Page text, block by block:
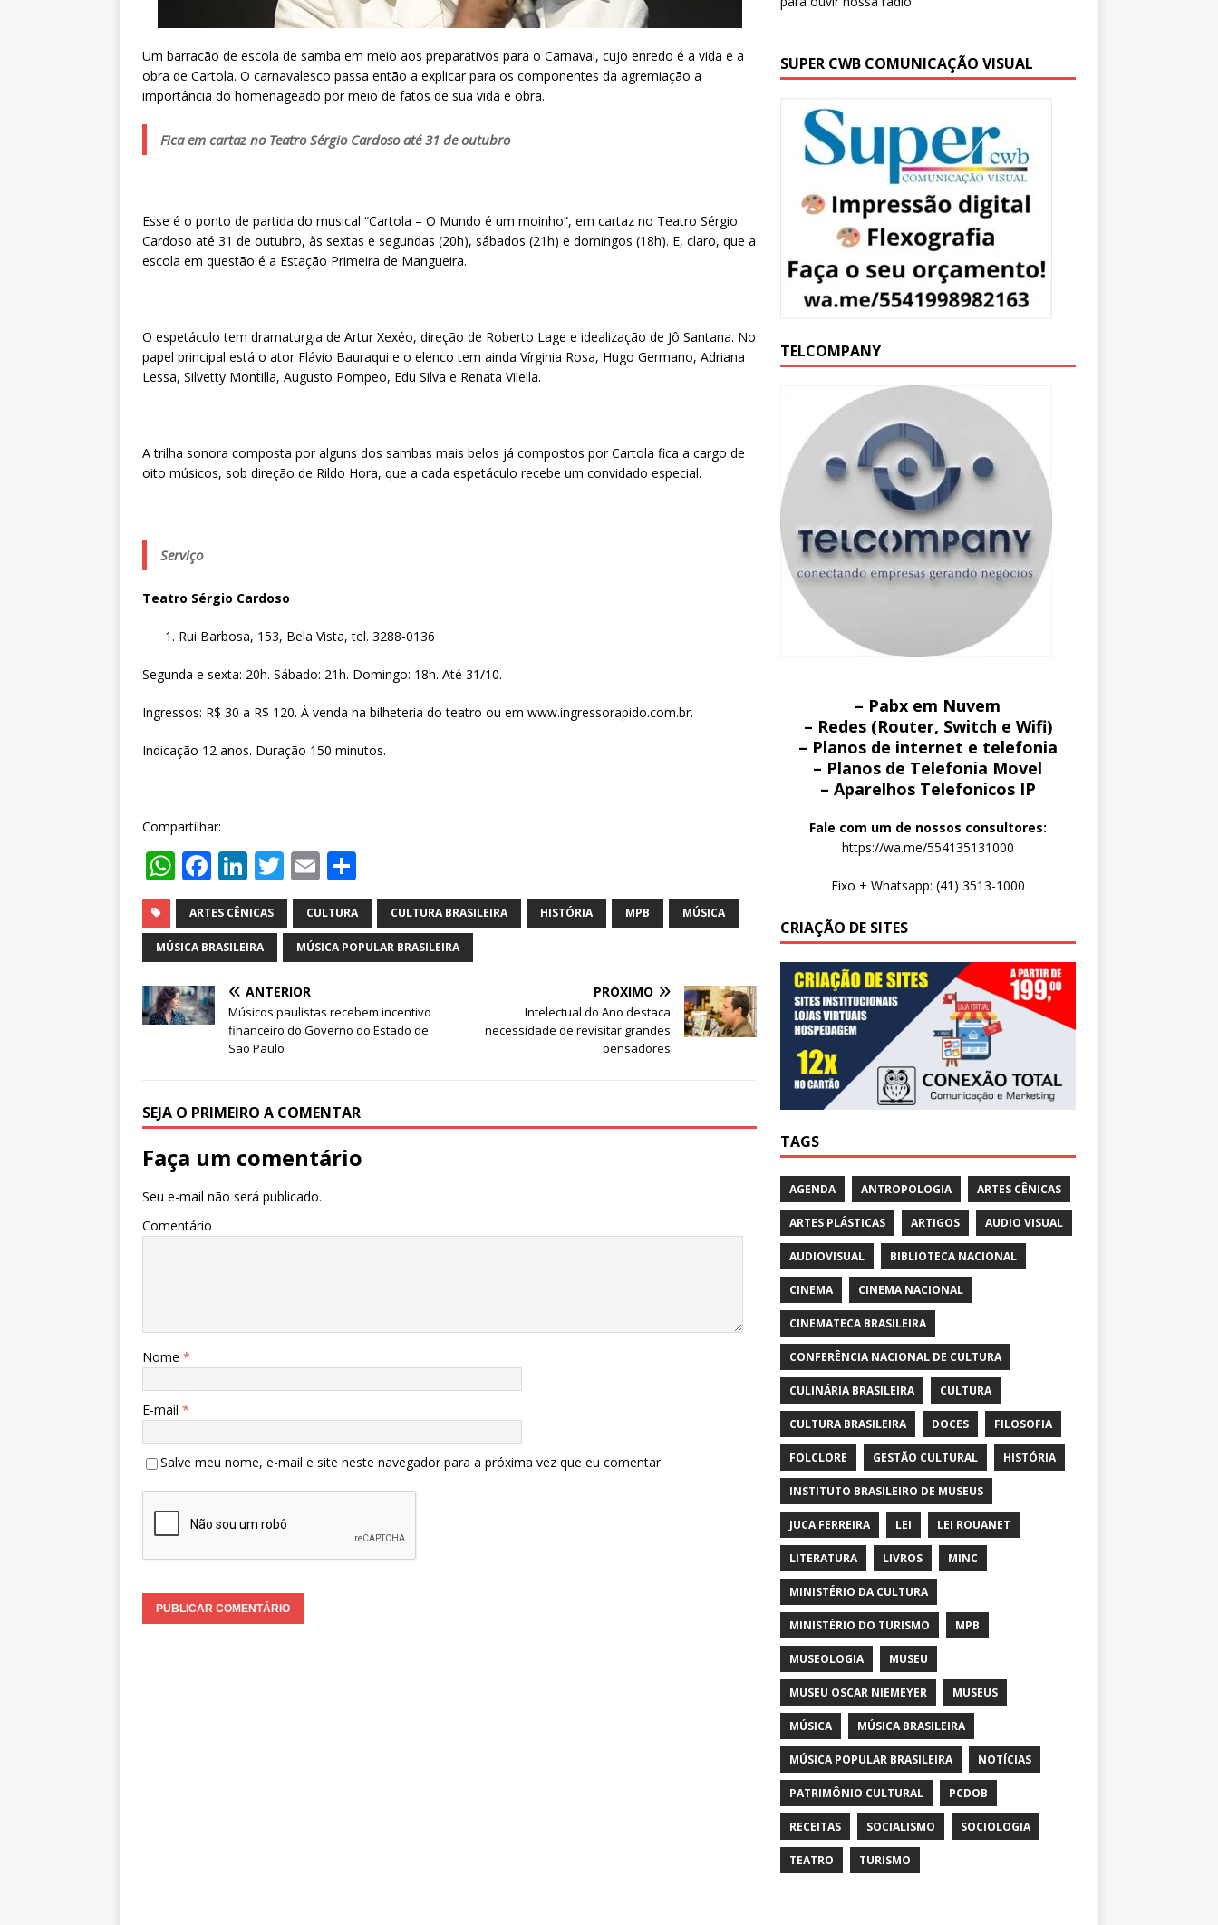
Um barracão de escola de samba em meio aos preparativos para o Carnaval, cujo enredo é a vida e a
obra de Cartola. O carnavalesco passa então a explicar para os componentes da agremiação a
importância do homenageado por meio de fatos de sua vida e obra.
Fica em cartaz no Teatro Sérgio Cardoso até 31 de outubro
Esse é o ponto de partida do musical “Cartola – O Mundo é um moinho”, em cartaz no Teatro Sérgio
Cardoso até 31 de outubro, às sextas e segundas (20h), sábados (21h) e domingos (18h). E, claro, que a
escola em questão é a Estação Primeira de Mangueira.
O espetáculo tem dramaturgia de Artur Xexéo, direção de Roberto Lage e idealização de Jô Santana. No
papel principal está o ator Flávio Bauraqui e o elenco tem ainda Vírginia Rosa, Hugo Germano, Adriana
Lessa, Silvetty Montilla, Augusto Pompeo, Edu Silva e Renata Vilella.
A trilha sonora composta por alguns dos sambas mais belos já compostos por Cartola fica a cargo de
oito músicos, sob direção de Rildo Hora, que a cada espetáculo recebe um convidado especial.
Serviço
Teatro Sérgio Cardoso
Rui Barbosa, 153, Bela Vista, tel. 3288-0136
Segunda e sexta: 20h. Sábado: 21h. Domingo: 18h. Até 31/10.
Ingressos: R$ 30 a R$ 120. À venda na bilheteria do teatro ou em www.ingressorapido.com.br.
Indicação 12 anos. Duração 150 minutos.
Compartilhar:
W
h
at
s
A
p
F
a
c
e
b
o
o
Li
n
k
e
dI
n
T
w
it
te
r
E
m
ai
l
h
ar
e
ARTES CÊNICAS CULTURA CULTURA BRASILEIRA HISTÓRIA MPB MÚSICA
MÚSICA BRASILEIRA MÚSICA POPULAR BRASILEIRA
ANTERIOR
Músicos paulistas recebem incentivo
financeiro do Governo do Estado de
São Paulo
PRÓXIMO
Intelectual do Ano destaca
necessidade de revisitar grandes
pensadores
SEJA O PRIMEIRO A COMENTAR
Faça um comentário
Seu e-mail não será publicado.
Comentário
Nome *
E-mail *
Salve meu nome, e-mail e site neste navegador para a próxima vez que eu comentar.
SUPER CWB COMUNICAÇÃO VISUAL
TELCOMPANY
– Pabx em Nuvem
– Redes (Router, Switch e Wifi)
– Planos de internet e telefonia
– Planos de Telefonia Movel
– Aparelhos Telefonicos IP
Fale com um de nossos consultores:
https://wa.me/554135131000
Fixo + Whatsapp: (41) 3513-1000
CRIAÇÃO DE SITES
TAGS
AGENDA ANTROPOLOGIA ARTES CÊNICAS
ARTES PLÁSTICAS ARTIGOS AUDIO VISUAL
AUDIOVISUAL BIBLIOTECA NACIONAL
CINEMA CINEMA NACIONAL
CINEMATECA BRASILEIRA
CONFERÊNCIA NACIONAL DE CULTURA
CULINÁRIA BRASILEIRA CULTURA
CULTURA BRASILEIRA DOCES FILOSOFIA
FOLCLORE GESTÃO CULTURAL HISTÓRIA
INSTITUTO BRASILEIRO DE MUSEUS
JUCA FERREIRA LEI LEI ROUANET
LITERATURA LIVROS MINC
MINISTÉRIO DA CULTURA
MINISTÉRIO DO TURISMO MPB
MUSEOLOGIA MUSEU
MUSEU OSCAR NIEMEYER MUSEUS
MÚSICA MÚSICA BRASILEIRA
MÚSICA POPULAR BRASILEIRA NOTÍCIAS
PATRIMÔNIO CULTURAL PCDOB
RECEITAS SOCIALISMO SOCIOLOGIA
TEATRO TURISMO